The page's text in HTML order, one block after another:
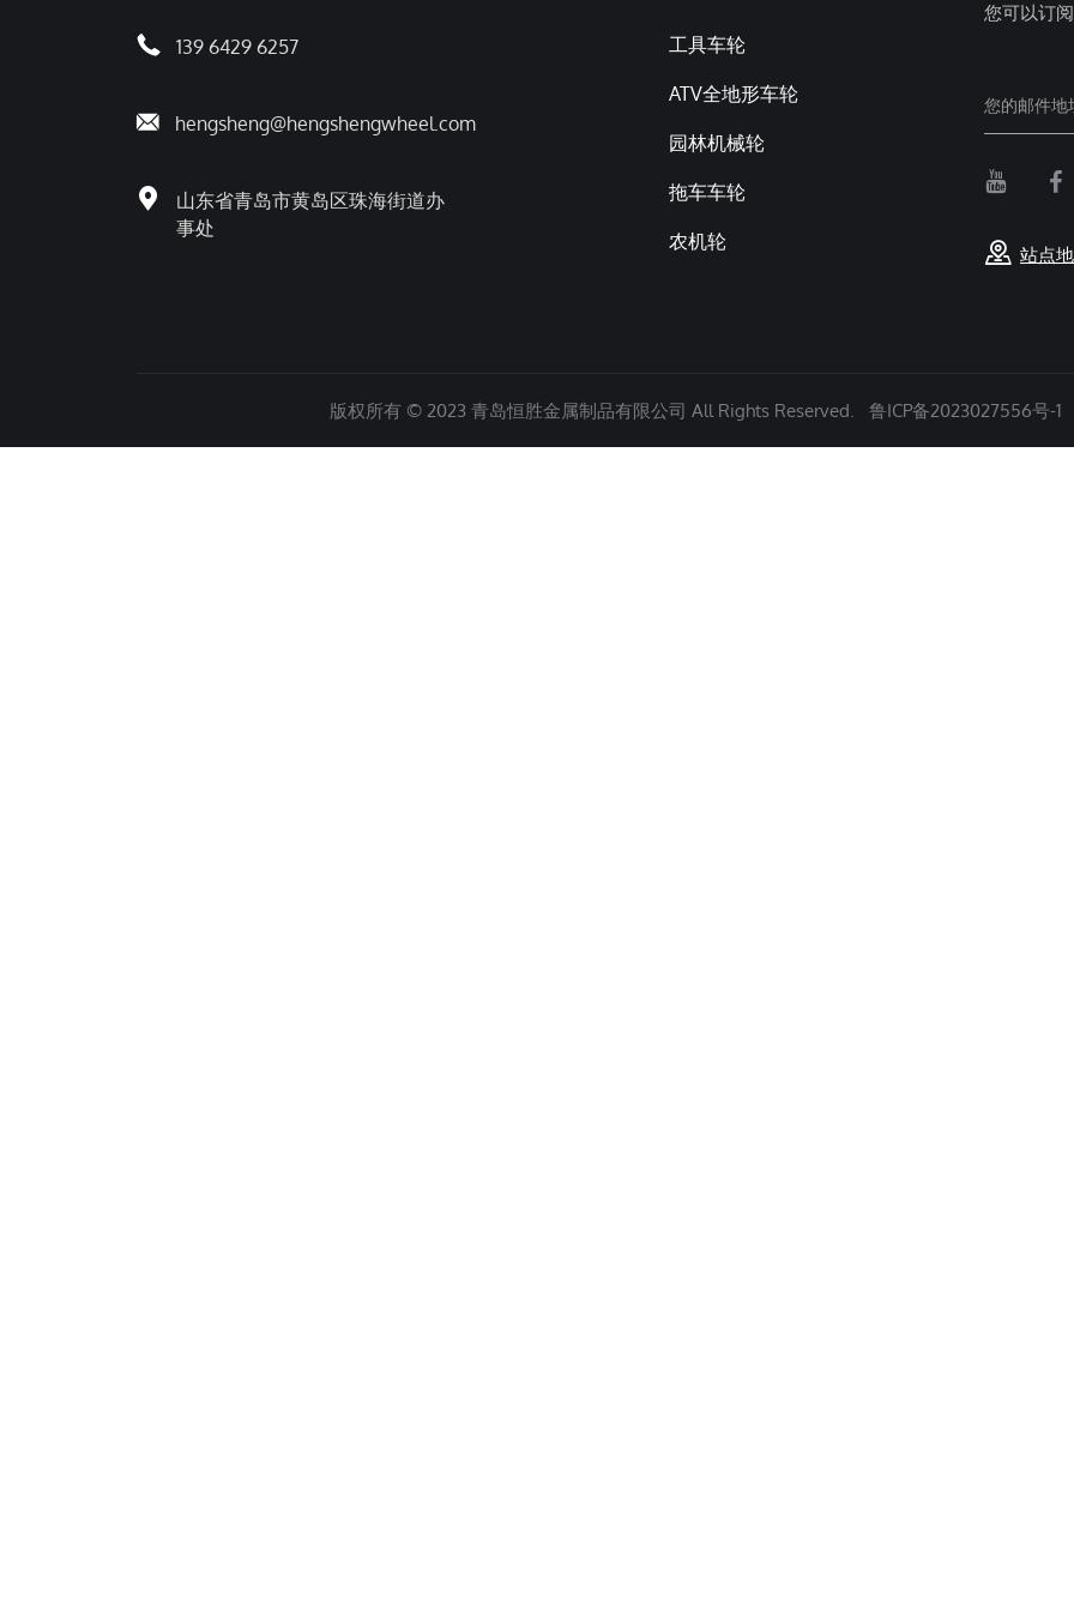
139 6429 6257
hengsheng@hengshengwheel.com
山东省青岛市黄岛区珠海街道办
事处
工具车轮
ATV全地形车轮
园林机械轮
拖车车轮
农机轮
您可以订
站点
版权所有 © 2023 青岛恒胜金属制品有限公司 All Rights Reserved. 鲁ICP备2023027556号-1